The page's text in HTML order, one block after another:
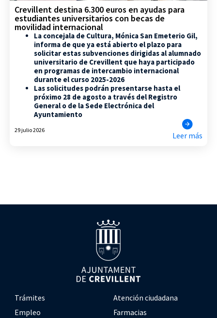
Crevillent destina 6.300 euros en ayudas para
estudiantes universitarios con becas de
movilidad internacional
La concejala de Cultura, Mónica San Emeterio Gil,
informa de que ya está abierto el plazo para
solicitar estas subvenciones dirigidas al alumnado
universitario de Crevillent que haya participado
en programas de intercambio internacional
durante el curso 2025-2026
Las solicitudes podrán presentarse hasta el
próximo 28 de agosto a través del Registro
General o de la Sede Electrónica del
Ayuntamiento
29 julio 2026
Leer más
Trámites
Atención ciudadana
Empleo
Farmacias